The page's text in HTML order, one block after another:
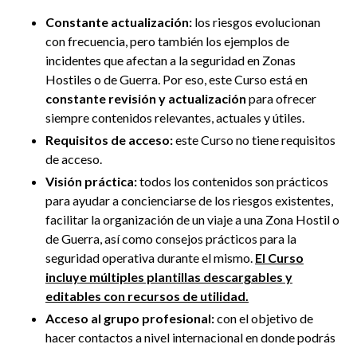
Constante actualización: los riesgos evolucionan
con frecuencia, pero también los ejemplos de
incidentes que afectan a la seguridad en Zonas
Hostiles o de Guerra. Por eso, este Curso está en
constante revisión y actualización para ofrecer
siempre contenidos relevantes, actuales y útiles.
Requisitos de acceso:este Curso no tiene requisitos
de acceso.
Visión práctica:todos los contenidos son prácticos
para ayudar a concienciarse de los riesgos existentes,
facilitar la organización de un viaje a una Zona Hostil o
de Guerra, así como consejos prácticos para la
seguridad operativa durante el mismo. El Curso
incluye múltiples plantillas descargables y
editables con recursos de utilidad.
Acceso al grupo profesional:con el objetivo de
hacer contactos a nivel internacional en donde podrás